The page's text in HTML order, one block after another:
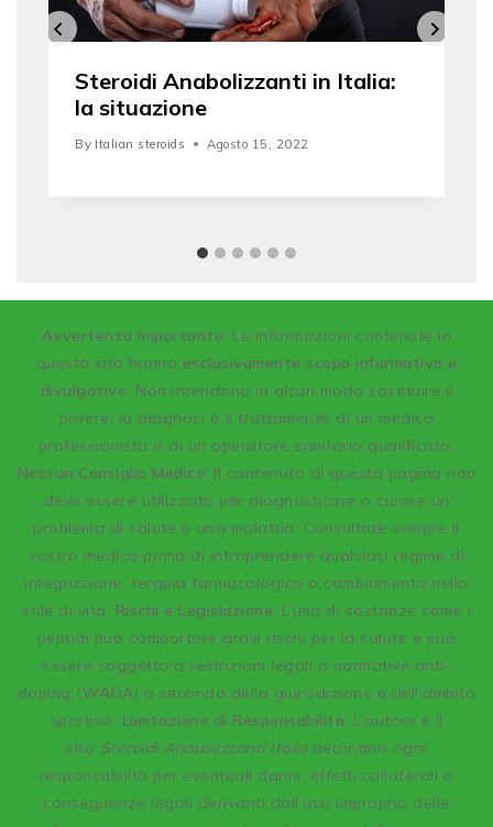
Steroidi Anabolizzanti in Italia:
la situazione
By Italian steroids Agosto 15, 2022
Avvertenza Importante: Le informazioni contenute in
questo sito hanno esclusivamente scopo informativo e
divulgativo. Non intendono in alcun modo sostituire il
parere, la diagnosi o il trattamento di un medico
professionista o di un operatore sanitario qualificato.
Nessun Consiglio Medico: Il contenuto di questa pagina non
deve essere utilizzato per diagnosticare o curare un
problema di salute o una malattia. Consultate sempre il
vostro medico prima di intraprendere qualsiasi regime di
integrazione, terapia farmacologica o cambiamento nello
stile di vita. Rischi e Legislazione: L’uso di sostanze come i
peptidi può comportare gravi rischi per la salute e può
essere soggetto a restrizioni legali o normative anti-
doping (WADA) a seconda della giurisdizione e dell’ambito
sportivo. Limitazione di Responsabilità: L’autore e il
sito Steroidi Anabolizzanti Italiadeclinano ogni
responsabilità per eventuali danni, effetti collaterali o
conseguenze legali derivanti dall’uso improprio delle